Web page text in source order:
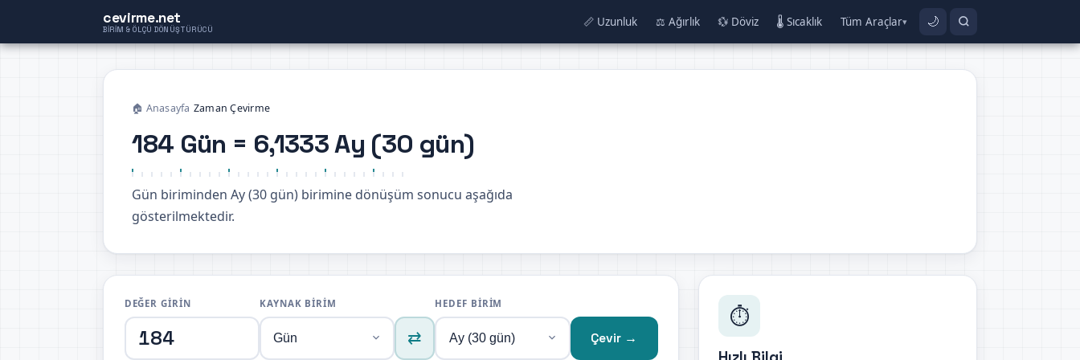
cevirme.net
BIRIM & ÖLÇÜ DÖNÜŞTÜRÜCÜ
📏 Uzunluk ⚖️ Ağırlık 💱 Döviz 🌡️ Sıcaklık Tüm Araçlar▾ 🌙
🏠 Anasayfa Zaman Çevirme
184 Gün = 6,1333 Ay (30 gün)
Gün biriminden Ay (30 gün) birimine dönüşüm sonucu aşağıda
gösterilmektedir.
DEĞER GIRIN KAYNAK BIRIM
⇄
HEDEF BIRIM
Çevir →
⏱️